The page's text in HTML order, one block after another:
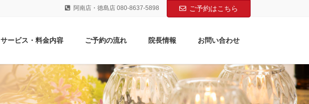
阿南店・徳島店 080-8637-5898 ご予約はこちら
サービス・料金内容 ご予約の流れ 院長情報 お問い合わせ